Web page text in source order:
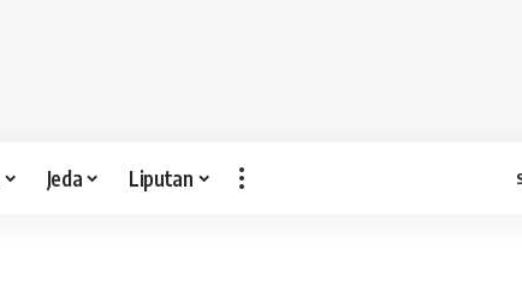
Jeda Liputan